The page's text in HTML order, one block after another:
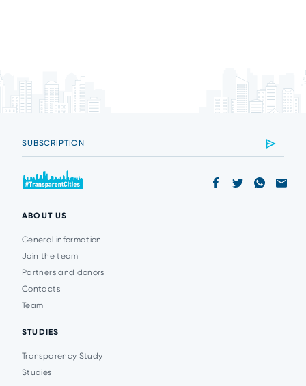
ABOUT US
General information
Join the team
Partners and donors
Contacts
Team
STUDIES
Transparency Study
Studies